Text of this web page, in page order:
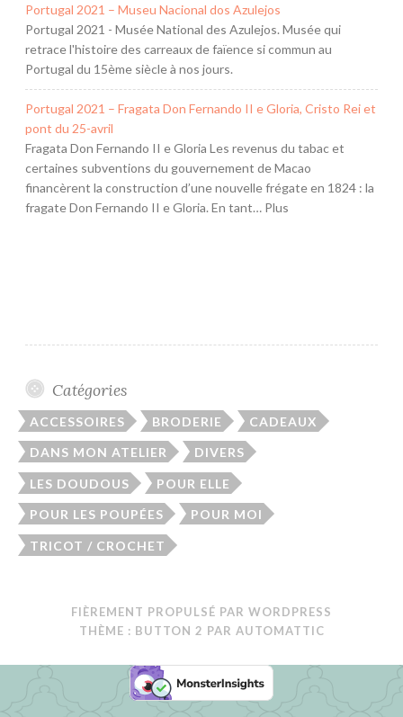
Portugal 2021 – Museu Nacional dos Azulejos
Portugal 2021 - Musée National des Azulejos. Musée qui
retrace l'histoire des carreaux de faïence si commun au
Portugal du 15ème siècle à nos jours.
Portugal 2021 – Fragata Don Fernando II e Gloria, Cristo Rei et
pont du 25-avril
Fragata Don Fernando II e Gloria Les revenus du tabac et
certaines subventions du gouvernement de Macao
financèrent la construction d’une nouvelle frégate en 1824 : la
fragate Don Fernando II e Gloria. En tant… Plus
Catégories
ACCESSOIRES BRODERIE CADEAUX
DANS MON ATELIER DIVERS
LES DOUDOUS POUR ELLE
POUR LES POUPÉES POUR MOI
TRICOT / CROCHET
FIÈREMENT PROPULSÉ PAR WORDPRESS
THÈME : BUTTON 2 PAR AUTOMATTIC